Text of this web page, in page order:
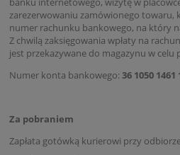
zarezerwowaniu zamówionego towaru,
numer rachunku bankowego, na który
Z chwilą zaksięgowania wpłaty na
jest przekazywane do magazynu w celu
Numer konta bankowego: 36 1050 1461
Za pobraniem
Zapłata gotówką kurierowi przy